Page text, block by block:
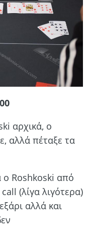
αρχικά, ο
αλλά πέταξε τα
Roshkoski από
(λίγα λιγότερα)
αλλά και